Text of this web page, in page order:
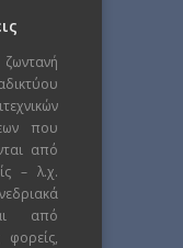
που
από
– λ.χ.
από
φορείς,